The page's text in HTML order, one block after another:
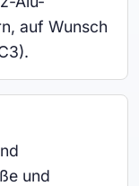
auf Wunsch
und